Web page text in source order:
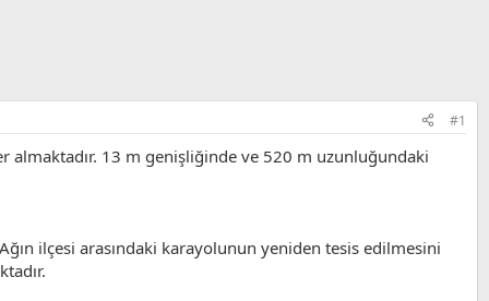
#1
almaktadır. 13 m genişliğinde ve 520 m uzunluğundaki
ilçesi arasındaki karayolunun yeniden tesis edilmesini